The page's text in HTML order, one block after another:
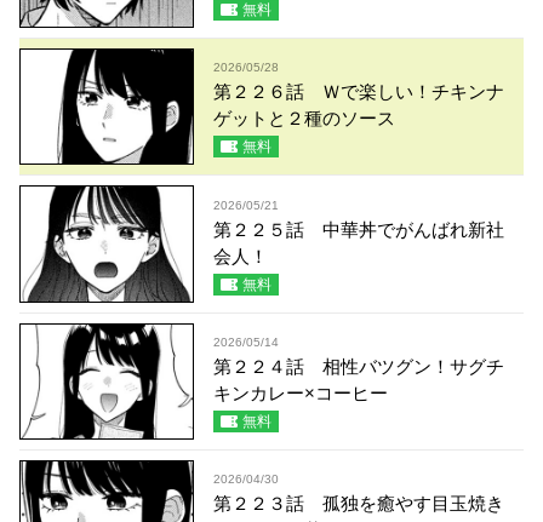
無料
2026/05/28
第２２６話 Ｗで楽しい！チキンナ
ゲットと２種のソース
無料
2026/05/21
第２２５話 中華丼でがんばれ新社
会人！
無料
2026/05/14
第２２４話 相性バツグン！サグチ
キンカレー×コーヒー
無料
2026/04/30
第２２３話 孤独を癒やす目玉焼き